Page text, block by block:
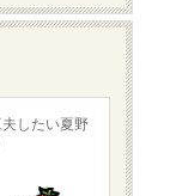
したい夏野